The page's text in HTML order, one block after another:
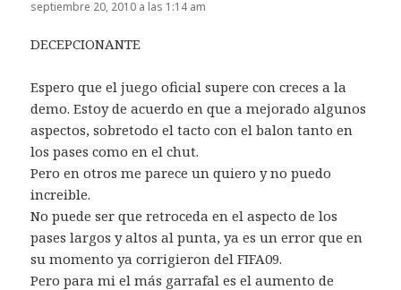
septiembre 20, 2010 a las 1:14 am
DECEPCIONANTE
Espero que el juego oficial supere con creces a la
demo. Estoy de acuerdo en que a mejorado algunos
aspectos, sobretodo el tacto con el balon tanto en
los pases como en el chut.
Pero en otros me parece un quiero y no puedo
increible.
No puede ser que retroceda en el aspecto de los
pases largos y altos al punta, ya es un error que en
su momento ya corrigieron del FIFA09.
Pero para mi el más garrafal es el aumento de